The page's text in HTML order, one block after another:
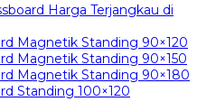
Harga Terjangkau di
Magnetik Standing 90×120
Magnetik Standing 90×150
Magnetik Standing 90×180
Standing 100×120